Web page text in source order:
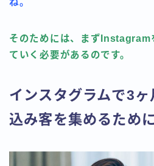
ね。
そのためには、まずInstagram
ていく必要があるのです。
インスタグラムで3
込み客を集めるために